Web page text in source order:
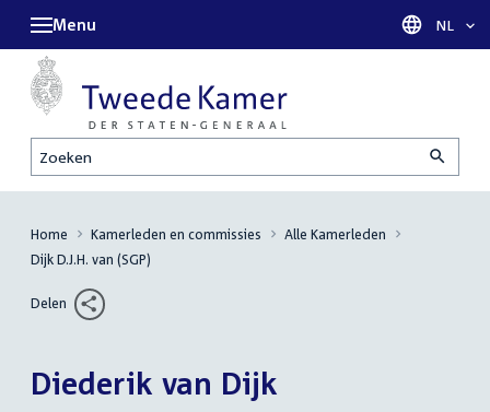
Zoeken
Menu Taal
NL
Home Kamerleden en commissies
Alle Kamerleden
Dijk D.J.H. van (SGP)
Delen
Diederik van Dijk